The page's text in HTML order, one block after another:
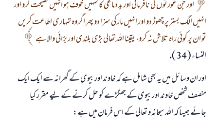
اور جن عورتوں كى نافرمانى اور بد دماغى كا تمہيں خوف ہو انہيں نصيحت كرو اور
انہيں الگ بستر پر چھوڑ دو اور انہيں مار كى سزا دو پھر اگر وہ تمہارى اطاعت كريں
تو ان پر كوئى راہ تلاش نہ كرو، يقينا اللہ تعالى بڑى بلندى اور بڑائى والا ہے
النساء ( 34 ).
اور ان وسائل ميں يہ بھى شامل ہے كہ خاوند اور بيوى كے گھرانہ سے ايك ايك
منصف شخص خاوند اور بيوى كے جھگڑے كو حل كرنے كے ليے مقرر كيا
جائے جيسا كہ اللہ سبحانہ و تعالى كے اس فرمان ميں ہے: